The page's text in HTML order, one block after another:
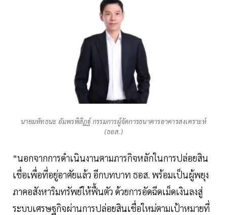
นายมหัทธนะ อัมพรพิสิฏฐ์ กรรมการผู้จัดการธนาคารอาคารสงเคราะห์
(ธอส.)
“นอกจากการดำเนินงานตามภารกิจหลักในการปล่อยสิน
เชื่อเพื่อที่อยู่อาศัยแล้ว อีกบทบาท ธอส. พร้อมเป็นผู้พยุง
ภาคอสังหาริมทรัพย์ให้ฟื้นตัว ด้วยการอัดฉีดเม็ดเงินลงสู่
ระบบเศรษฐกิจผ่านการปล่อยสินเชื่อใหม่ตามเป้าหมายที่